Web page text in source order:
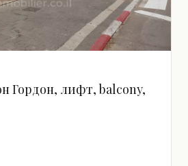
Гордон, лифт, balcony,